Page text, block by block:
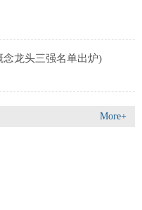
念龙头三强名单出炉)
More+